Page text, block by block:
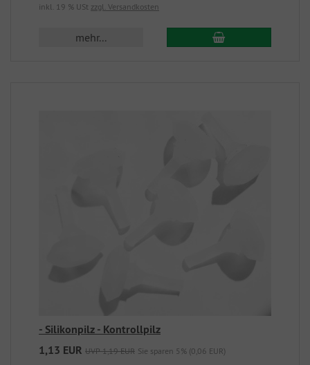
inkl. 19 % USt zzgl. Versandkosten
mehr...
- Silikonpilz - Kontrollpilz
1,13 EUR UVP 1,19 EUR Sie sparen 5% (0,06 EUR)